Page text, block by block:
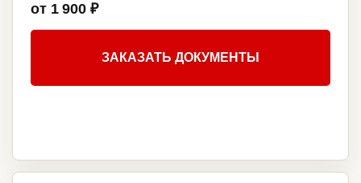
от 1 900 ₽
ЗАКАЗАТЬ ДОКУМЕНТЫ